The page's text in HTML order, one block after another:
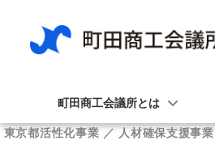
町田商工会議所とは
東京都活性化事業 ／ 人材確保支援事業